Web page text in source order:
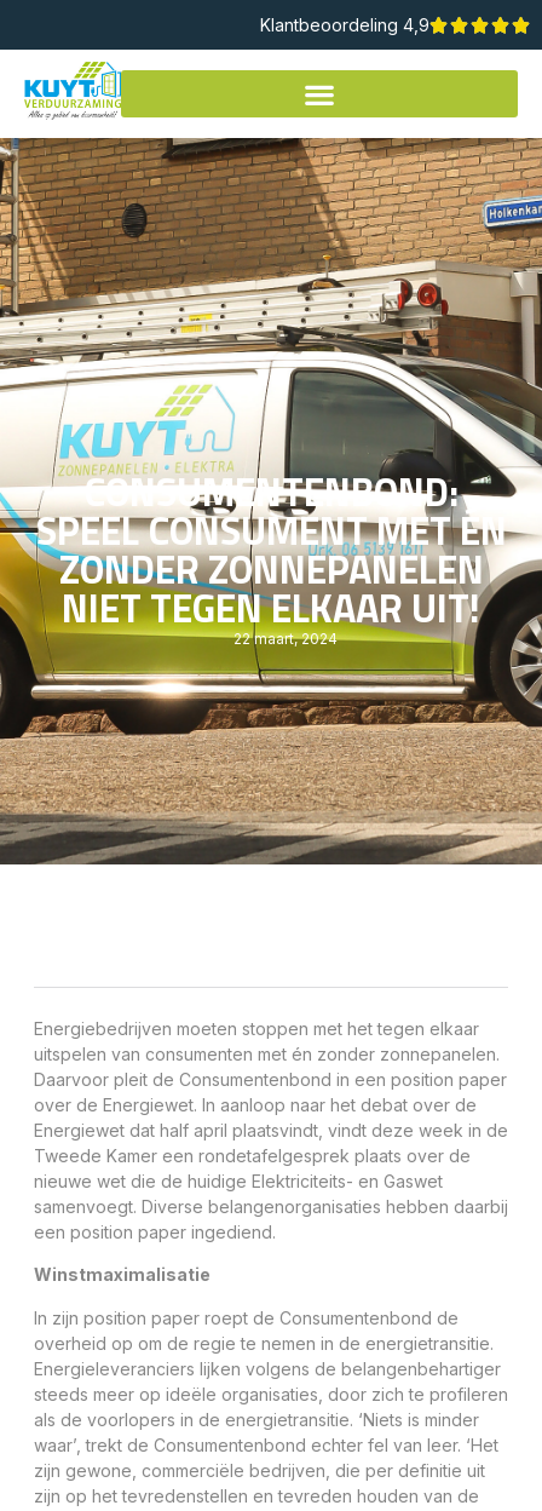
Klantbeoordeling 4,9
CONSUMENTENBOND:
SPEEL CONSUMENT MET ÉN
ZONDER ZONNEPANELEN
NIET TEGEN ELKAAR UIT!
22 maart, 2024
Energiebedrijven moeten stoppen met het tegen elkaar
uitspelen van consumenten met én zonder zonnepanelen.
Daarvoor pleit de Consumentenbond in een position paper
over de Energiewet. In aanloop naar het debat over de
Energiewet dat half april plaatsvindt, vindt deze week in de
Tweede Kamer een rondetafelgesprek plaats over de
nieuwe wet die de huidige Elektriciteits- en Gaswet
samenvoegt. Diverse belangenorganisaties hebben daarbij
een position paper ingediend.
Winstmaximalisatie
In zijn position paper roept de Consumentenbond de
overheid op om de regie te nemen in de energietransitie.
Energieleveranciers lijken volgens de belangenbehartiger
steeds meer op ideële organisaties, door zich te profileren
als de voorlopers in de energietransitie. ‘Niets is minder
waar’, trekt de Consumentenbond echter fel van leer. ‘Het
zijn gewone, commerciële bedrijven, die per definitie uit
zijn op het tevredenstellen en tevreden houden van de